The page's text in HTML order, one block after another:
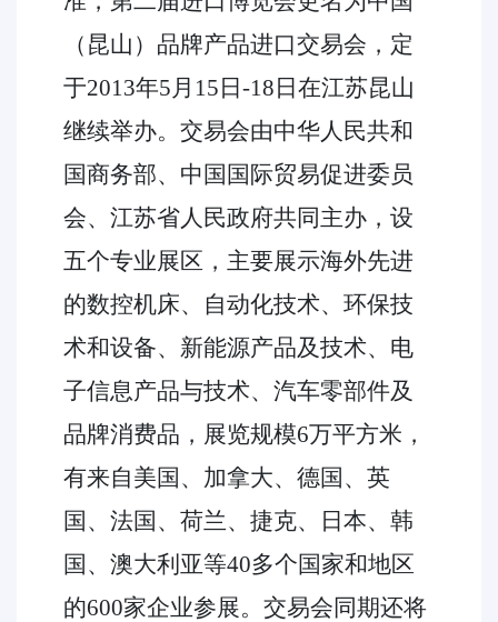
（昆山）品牌产品进口交易会，定
于2013年5月15日-18日在江苏昆山
继续举办。交易会由中华人民共和
国商务部、中国国际贸易促进委员
会、江苏省人民政府共同主办，设
五个专业展区，主要展示海外先进
的数控机床、自动化技术、环保技
术和设备、新能源产品及技术、电
子信息产品与技术、汽车零部件及
品牌消费品，展览规模6万平方米，
有来自美国、加拿大、德国、英
国、法国、荷兰、捷克、日本、韩
国、澳大利亚等40多个国家和地区
的600家企业参展。交易会同期还将